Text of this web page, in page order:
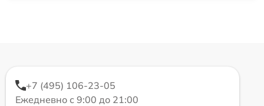
+7 (495) 106-23-05
Ежедневно с 9:00 до 21:00